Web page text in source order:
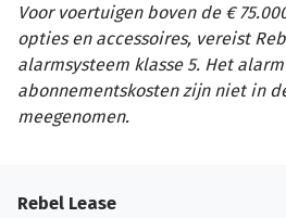
Voor voertuigen boven de €
opties en accessoires, vereist
alarmsysteem klasse 5. Het
abonnementskosten zijn niet in
meegenomen.
Rebel Lease